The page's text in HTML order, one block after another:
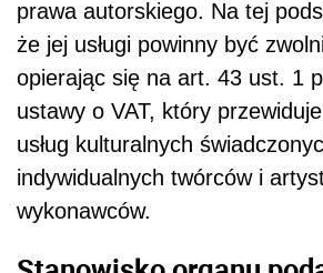
prawa autorskiego. Na tej
że jej usługi powinny być
opierając się na art. 43 ust. 1
ustawy o VAT, który
usług kulturalnych
indywidualnych twórców i
wykonawców.